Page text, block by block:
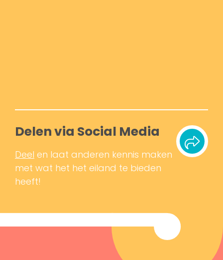
Delen via Social Media
Deel en laat anderen kennis maken
met wat het het eiland te bieden
heeft!